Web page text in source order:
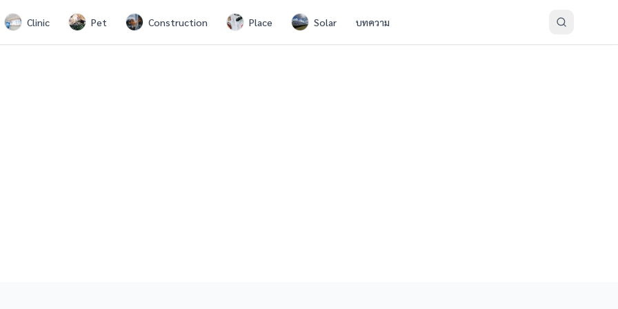
Clinic Pet Construction Place Solar บทความ